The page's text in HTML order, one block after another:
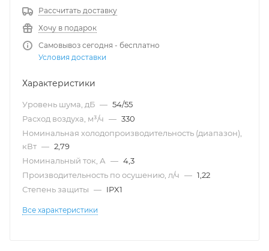
Рассчитать доставку
Хочу в подарок
Самовывоз сегодня - бесплатно
Условия доставки
Характеристики
Уровень шума, дБ — 54/55
Расход воздуха, м³/ч — 330
Номинальная холодопроизводительность (диапазон),
кВт — 2,79
Номинальный ток, А — 4,3
Производительность по осушению, л/ч — 1,22
Степень защиты — IPX1
Все характеристики